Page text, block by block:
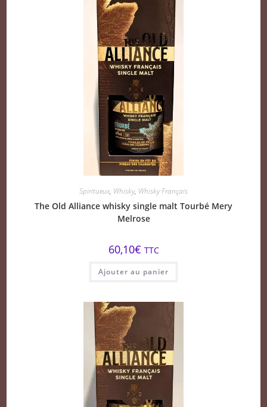
Spiritueux, Whisky, Whisky Français
The Old Alliance whisky single malt Tourbé Mery
Melrose
60,10€ TTC
Ajouter au panier